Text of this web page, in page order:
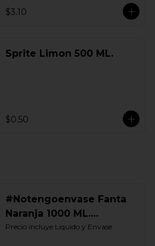
$3.10
Sprite Limon 500 ML.
$0.50
#Notengoenvase Fanta
Naranja 1000 ML.
Retornable
Precio incluye Liquido y Envase